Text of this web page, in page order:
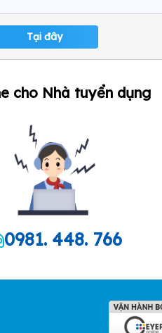
Tại đây
cho Nhà tuyển dụng
0981. 448. 766